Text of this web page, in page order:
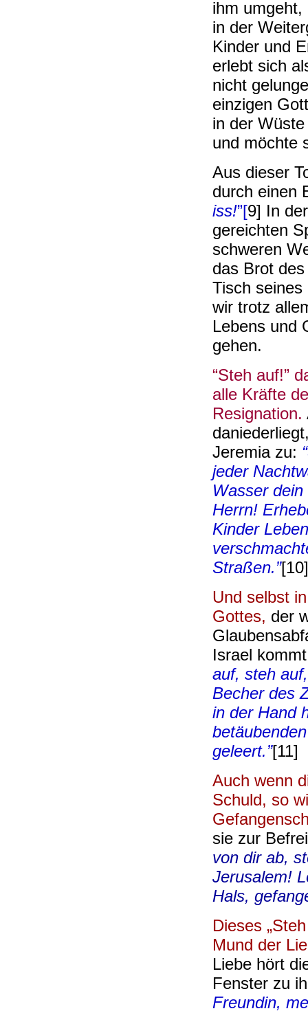
ihm umgeht,
in der
Kinder und
erlebt sich
nicht
einzigen
in der
und möchte
Aus dieser
durch einen
iss!”[9] In
gereichten
schweren
das Brot
Tisch
wir trotz
Lebens und
gehen.
“Steh auf!”
alle Kräfte
Resignation.
Jeremia zu:
jeder
Wasser
Herrn!
Kinder
Straßen.”[10]
Und selbst
Gottes, der
Israel
auf, steh
Becher des
in der Hand
geleert.”[11]
Auch wenn
Schuld, so
sie zur
von dir ab,
Jerusalem!
Hals,
Dieses
Mund der
Liebe hört
Fenster zu
Freundin,